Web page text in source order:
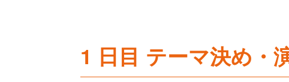
1 日目 テーマ決め・